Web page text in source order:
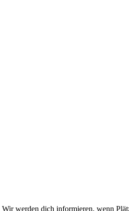
Wir werden dich informieren, wenn